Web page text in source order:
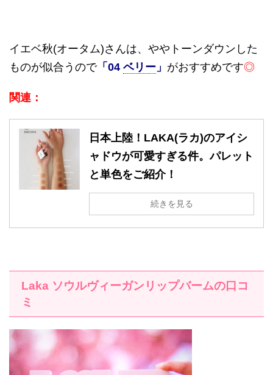
イエベ秋(オータム)さんは、ややトーンダウンした
ものが似合うので「 04 ベリー 」 がおすすめです◎
関連：
日本上陸！LAKA(ラカ)のアイシ
ャドウが可愛すぎる件。パレット
と単色をご紹介！
続きを見る
Laka ソウルヴィーガンリップバームの口コ
ミ